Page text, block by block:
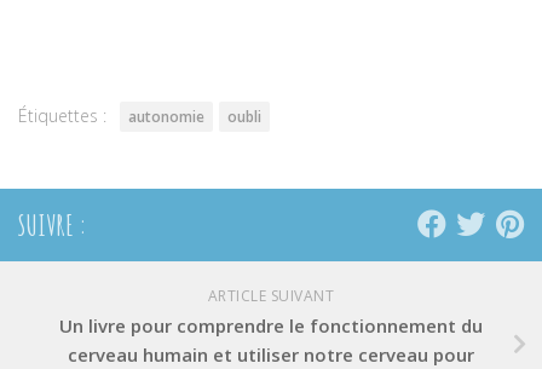
Étiquettes : autonomie oubli
SUIVRE :
ARTICLE SUIVANT
Un livre pour comprendre le fonctionnement du
cerveau humain et utiliser notre cerveau pour